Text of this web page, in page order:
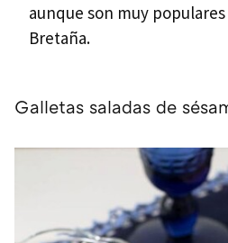
aunque son muy
Bretaña.
Galletas saladas de